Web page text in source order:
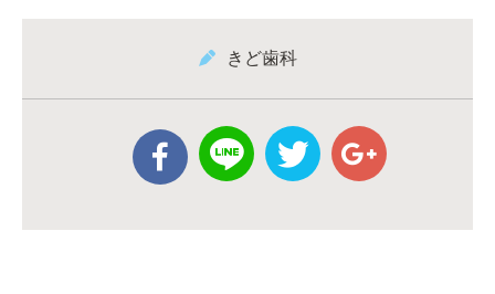
きど歯科